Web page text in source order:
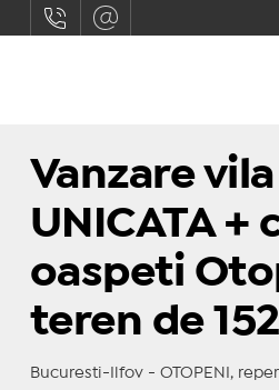
Vanzare vila
UNICATA +
oaspeti
teren de
Bucuresti-Ilfov - OTOPENI,